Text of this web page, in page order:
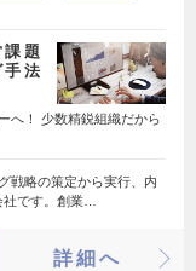
題
法
へ！ 少数精鋭組織だから
戦略の策定から実行、内
です。創業…
詳細へ